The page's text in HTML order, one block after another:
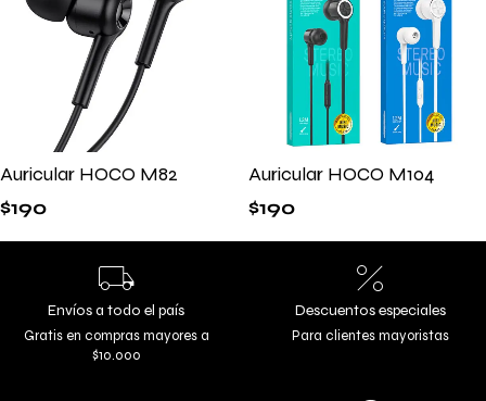
Auricular HOCO M82
$190
Auricular HOCO M104
$190
Envíos a todo el país
Gratis en compras mayores a
$10.000
Descuentos especiales
Para clientes mayoristas